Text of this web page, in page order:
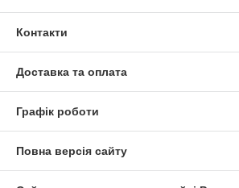
Контакти
Доставка та оплата
Графік роботи
Повна версія сайту